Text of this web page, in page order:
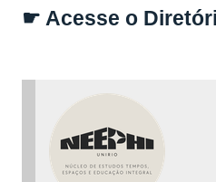
☛ Acesse o